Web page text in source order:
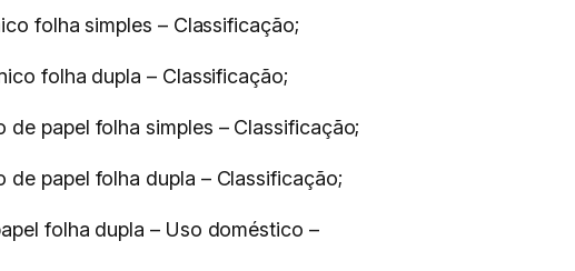
folha simples – Classificação;
folha dupla – Classificação;
papel folha simples – Classificação;
de papel folha dupla – Classificação;
folha dupla – Uso doméstico –